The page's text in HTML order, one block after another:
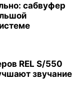
сабвуфер
REL S/550
звучание